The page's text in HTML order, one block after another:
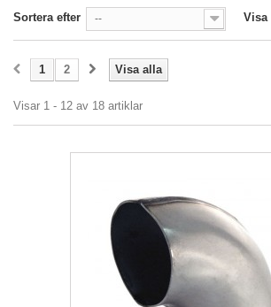
Sortera efter -- Visa
Visa alla
1 2
Visar 1 - 12 av 18 artiklar